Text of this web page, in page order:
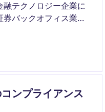
テクノロジー企業に
バックオフィス業務
善プロジェクトにも
す。
ンプライアンス